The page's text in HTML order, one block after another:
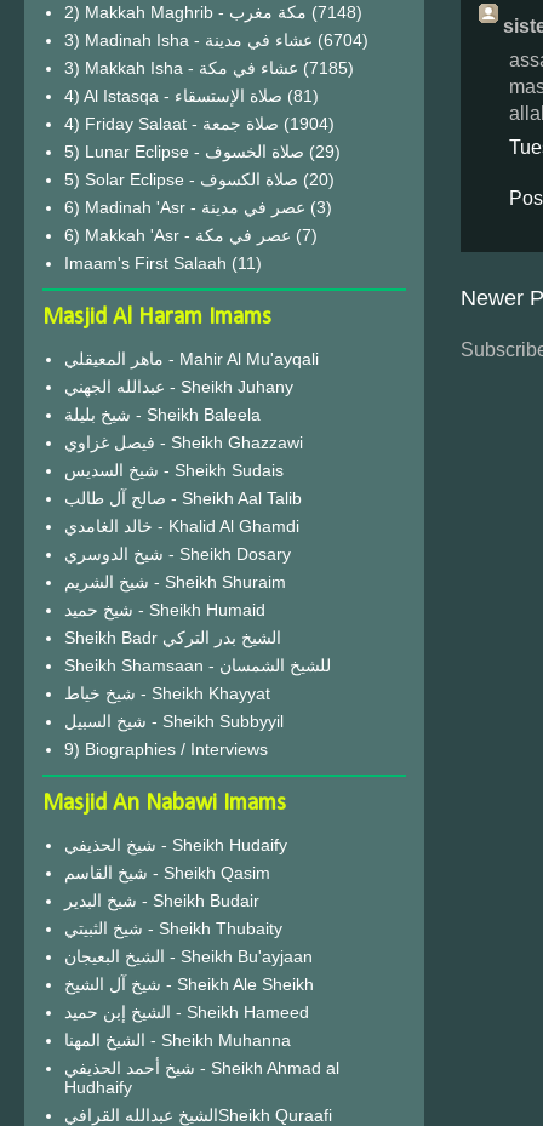
Newer
2) Makkah Maghrib - مكة مغرب (7148)
3) Madinah Isha - عشاء في مدينة (6704)
3) Makkah Isha - عشاء في مكة (7185)
4) Al Istasqa - صلاة الإستسقاء (81)
4) Friday Salaat - صلاة جمعة (1904)
5) Lunar Eclipse - صلاة الخسوف (29)
(20)
6) Madinah 'Asr - عصر في مدينة (3)
6) Makkah 'Asr - عصر في مكة (7)
Imaam's First Salaah (11)
Masjid Al Haram Imams
ماهر المعيقلي - Mahir Al Mu'ayqali
عبدالله الجهني - Sheikh Juhany
شيخ بليلة - Sheikh Baleela
فيصل غزاوي - Sheikh Ghazzawi
شيخ السديس - Sheikh Sudais
صالح آل طالب - Sheikh Aal Talib
خالد الغامدي - Khalid Al Ghamdi
شيخ الدوسري - Sheikh Dosary
شيخ الشريم - Sheikh Shuraim
شيخ حميد - Sheikh Humaid
Sheikh Badr الشيخ بدر التركي
Sheikh Shamsaan - للشيخ الشمسان
شيخ خياط - Sheikh Khayyat
شيخ السبيل - Sheikh Subbyyil
9) Biographies / Interviews
Masjid An Nabawi Imams
شيخ الحذيفي - Sheikh Hudaify
شيخ القاسم - Sheikh Qasim
شيخ البدير - Sheikh Budair
شيخ الثبيتي - Sheikh Thubaity
الشيخ البعيجان - Sheikh Bu'ayjaan
شيخ آل الشيخ - Sheikh Ale Sheikh
الشيخ إبن حميد - Sheikh Hameed
الشيخ المهنا - Sheikh Muhanna
شيخ أحمد الحذيفي - Sheikh Ahmad al
Hudhaify
الشيخ عبدالله القرافيSheikh Quraafi